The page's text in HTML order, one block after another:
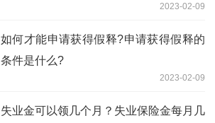
2023-02-09
如何才能申请获得假释?申请获得假释的
条件是什么?
2023-02-09
失业金可以领几个月？失业保险金每月几